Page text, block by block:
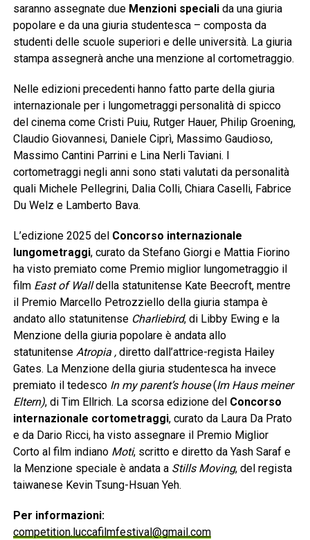
saranno assegnate dueMenzioni speciali da una giuria
popolare e da una giuria studentesca – composta da
studenti delle scuole superiori e delle università. La giuria
stampa assegnerà anche una menzione al cortometraggio.
Nelle edizioni precedenti hanno fatto parte della giuria
internazionale per i lungometraggi personalità di spicco
del cinema come Cristi Puiu, Rutger Hauer, Philip Groening,
Claudio Giovannesi, Daniele Ciprì, Massimo Gaudioso,
Massimo Cantini Parrini e Lina Nerli Taviani. I
cortometraggi negli anni sono stati valutati da personalità
quali Michele Pellegrini, Dalia Colli, Chiara Caselli, Fabrice
Du Welz e Lamberto Bava.
L’edizione 2025 del Concorso internazionale
lungometraggi, curato da Stefano Giorgi e Mattia Fiorino
ha visto premiato come Premio miglior lungometraggio il
film East of Walldella statunitense Kate Beecroft, mentre
il Premio Marcello Petrozziello della giuria stampa è
andato allo statunitense Charliebird, di Libby Ewing e la
Menzione della giuria popolare è andata allo
statunitense Atropia , diretto dall’attrice-regista Hailey
Gates. La Menzione della giuria studentesca ha invece
premiato il tedescoIn my parent’s house(Im Haus meiner
Eltern), di Tim Ellrich. La scorsa edizione del Concorso
internazionale cortometraggi, curato da Laura Da Prato
e da Dario Ricci, ha visto assegnare il Premio Miglior
Corto al film indiano Moti, scritto e diretto da Yash Saraf e
la Menzione speciale è andata a Stills Moving, del regista
taiwanese Kevin Tsung-Hsuan Yeh.
Per informazioni:
competition.luccafilmfestival@gmail.com